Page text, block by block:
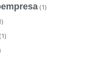
(1)
(1)